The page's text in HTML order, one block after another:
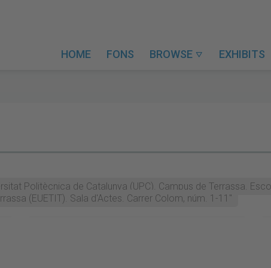
HOME FONS BROWSE  EXHIBITS
Politècnica de Catalunya (UPC). Campus de Terrassa.
(EUETIT). Sala d'Actes. Carrer Colom, núm. 1-11"